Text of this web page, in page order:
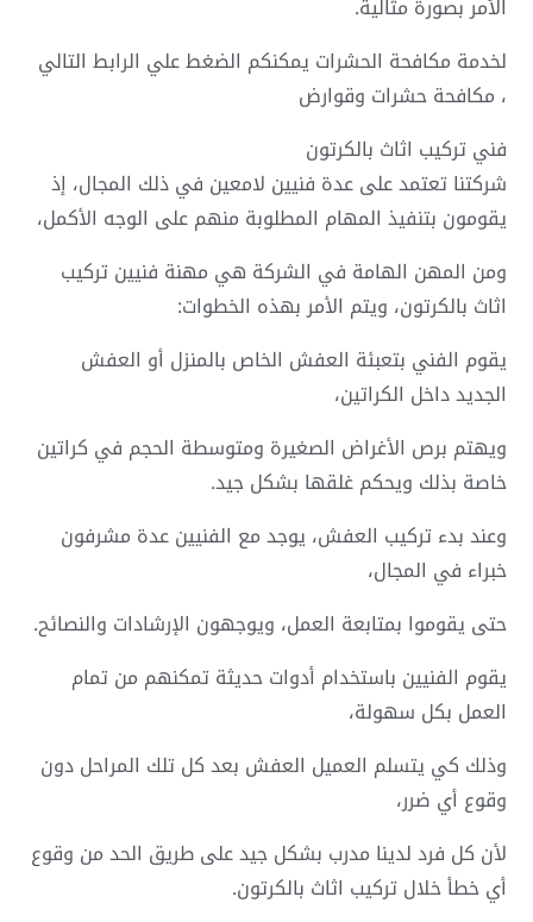
الأمر بصورة مثالية.
لخدمة مكافحة الحشرات يمكنكم الضغط علي الرابط التالي
، مكافحة حشرات وقوارض
فني تركيب اثاث بالكرتون
شركتنا تعتمد على عدة فنيين لامعين في ذلك المجال، إذ
يقومون بتنفيذ المهام المطلوبة منهم على الوجه الأكمل،
ومن المهن الهامة في الشركة هي مهنة فنيين تركيب
اثاث بالكرتون، ويتم الأمر بهذه الخطوات:
يقوم الفني بتعبئة العفش الخاص بالمنزل أو العفش
الجديد داخل الكراتين،
ويهتم برص الأغراض الصغيرة ومتوسطة الحجم في كراتين
خاصة بذلك ويحكم غلقها بشكل جيد.
وعند بدء تركيب العفش، يوجد مع الفنيين عدة مشرفون
خبراء في المجال،
حتى يقوموا بمتابعة العمل، ويوجهون الإرشادات والنصائح.
يقوم الفنيين باستخدام أدوات حديثة تمكنهم من تمام
العمل بكل سهولة،
وذلك كي يتسلم العميل العفش بعد كل تلك المراحل دون
وقوع أي ضرر،
لأن كل فرد لدينا مدرب بشكل جيد على طريق الحد من وقوع
أي خطأ خلال تركيب اثاث بالكرتون.